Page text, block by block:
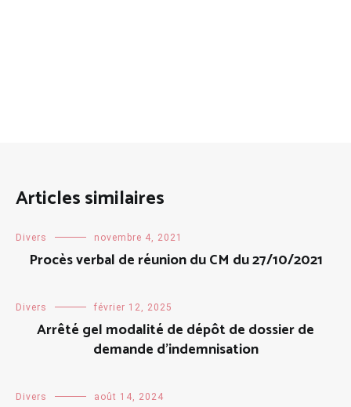
Articles similaires
Divers novembre 4, 2021
Procès verbal de réunion du CM du 27/10/2021
Divers février 12, 2025
Arrêté gel modalité de dépôt de dossier de
demande d’indemnisation
Divers août 14, 2024